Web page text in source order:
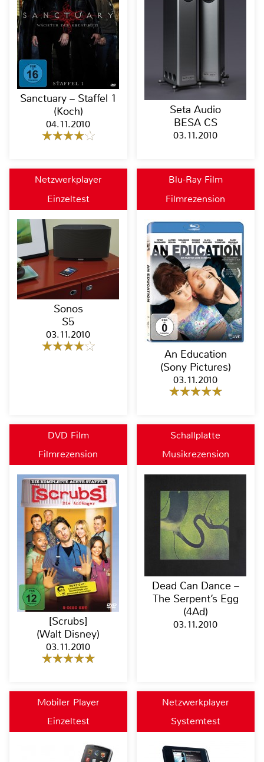
Sanctuary – Staffel 1
(Koch)
04.11.2010
Seta Audio
BESA CS
03.11.2010
Netzwerkplayer
Einzeltest
Sonos
S5
03.11.2010
Blu-Ray Film
Filmrezension
An Education
(Sony Pictures)
03.11.2010
DVD Film
Filmrezension
[Scrubs]
(Walt Disney)
03.11.2010
Schallplatte
Musikrezension
Dead Can Dance –
The Serpent’s Egg
(4Ad)
03.11.2010
Mobiler Player
Einzeltest
Netzwerkplayer
Systemtest